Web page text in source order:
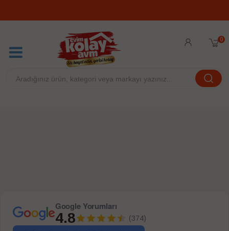
0
Google Yorumları
4.8 (374)